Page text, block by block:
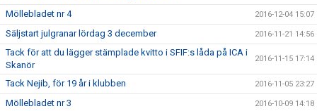
Möllebladet nr 4 2016-12-04 15:07
Säljstart julgranar lördag 3 december 2016-11-21 14:56
Tack för att du lägger stämplade kvitto i SFIF:s låda på ICA i
Skanör
2016-11-15 17:14
Tack Nejib, för 19 år i klubben 2016-11-05 23:27
Möllebladet nr 3 2016-10-09 14:18